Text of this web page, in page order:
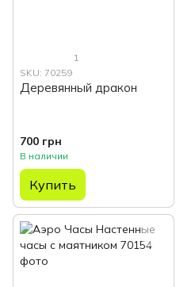
1
SKU: 70259
Деревянный дракон
700 грн
В наличии
Купить